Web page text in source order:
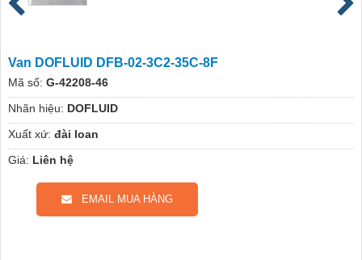
Van DOFLUID DFB-02-3C2-35C-8F
Mã số: G-42208-46
Nhãn hiệu: DOFLUID
Xuất xứ: đài loan
Giá: Liên hệ
EMAIL MUA HÀNG